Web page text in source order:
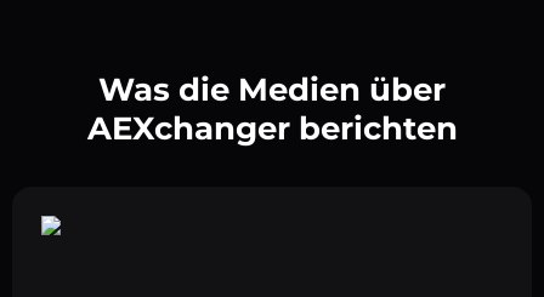
Was die Medien über
AEXchanger berichten